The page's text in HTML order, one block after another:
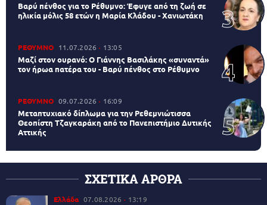
Βαρύ πένθος για το Ρέθυμνο: Έφυγε από τη ζωή σε
ηλικία μόλις 58 ετών η Μαρία Κλάδου - Χανιωτάκη
ΡΕΘΥΜΝΟ 11.07.2026 13:05
Μαζί στον ουρανό: Ο Γιάννης Βασιλάκης «συναντά»
τον ήρωα πατέρα του - Βαρύ πένθος στο Ρέθυμνο
ΡΕΘΥΜΝΟ 09.07.2026 16:09
Μεταπτυχιακό δίπλωμα για την Ρεθεμνιώτισσα
Θεοπίστη Τζαγκαράκη από το Πανεπιστήμιο Δυτικής
Αττικής
ΣΧΕΤΙΚΑ ΑΡΘΡΑ
Ελλάδα 07.08.2026 13:19